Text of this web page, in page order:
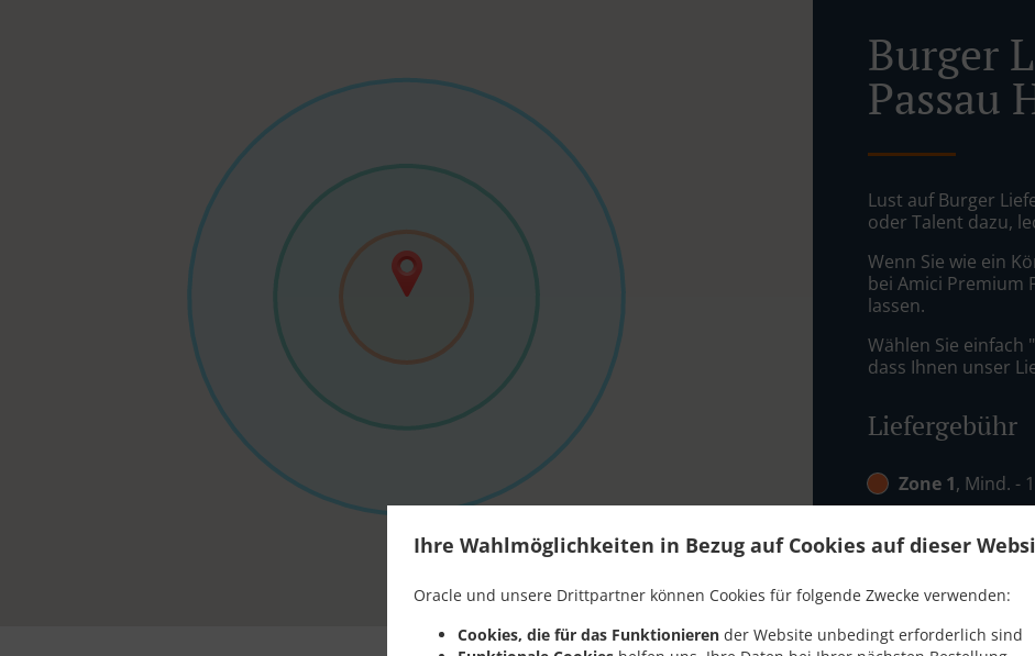
Ihre Wahlmöglichkeiten in Bezug auf Cookies auf dieser
Oracle und unsere Drittpartner können Cookies für folgende Zwecke verwenden:
Cookies, die für das Funktionieren der Website unbedingt erforderlich sind
Burger
Passau
Lust auf Burger
oder Talent dazu,
Wenn Sie wie ein
bei Amici Premium
lassen.
Wählen Sie einfach
dass Ihnen unser
Liefergebühr
Zone 1, Mind. -
, Mind. -
Zone 4, Mind. -